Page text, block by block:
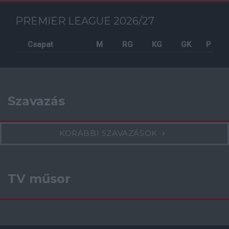
PREMIER LEAGUE 2026/27
Csapat M RG KG GK P
Szavazás
KORÁBBI SZAVAZÁSOK
TV műsor